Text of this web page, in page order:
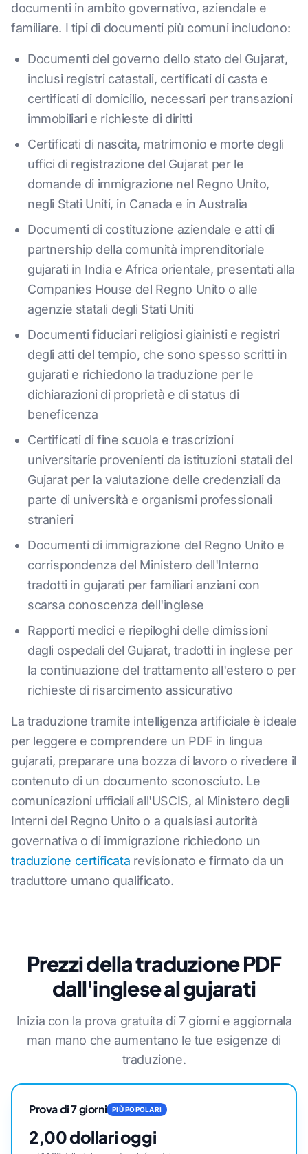
documenti in ambito governativo, aziendale e
familiare. I tipi di documenti più comuni includono:
Documenti del governo dello stato del Gujarat,
inclusi registri catastali, certificati di casta e
certificati di domicilio, necessari per transazioni
immobiliari e richieste di diritti
Certificati di nascita, matrimonio e morte degli
uffici di registrazione del Gujarat per le
domande di immigrazione nel Regno Unito,
negli Stati Uniti, in Canada e in Australia
Documenti di costituzione aziendale e atti di
partnership della comunità imprenditoriale
gujarati in India e Africa orientale, presentati alla
Companies House del Regno Unito o alle
agenzie statali degli Stati Uniti
Documenti fiduciari religiosi giainisti e registri
degli atti del tempio, che sono spesso scritti in
gujarati e richiedono la traduzione per le
dichiarazioni di proprietà e di status di
beneficenza
Certificati di fine scuola e trascrizioni
universitarie provenienti da istituzioni statali del
Gujarat per la valutazione delle credenziali da
parte di università e organismi professionali
stranieri
Documenti di immigrazione del Regno Unito e
corrispondenza del Ministero dell'Interno
tradotti in gujarati per familiari anziani con
scarsa conoscenza dell'inglese
Rapporti medici e riepiloghi delle dimissioni
dagli ospedali del Gujarat, tradotti in inglese per
la continuazione del trattamento all'estero o per
richieste di risarcimento assicurativo
La traduzione tramite intelligenza artificiale è ideale
per leggere e comprendere un PDF in lingua
gujarati, preparare una bozza di lavoro o rivedere il
contenuto di un documento sconosciuto. Le
comunicazioni ufficiali all'USCIS, al Ministero degli
Interni del Regno Unito o a qualsiasi autorità
governativa o di immigrazione richiedono un
traduzione certificata revisionato e firmato da un
traduttore umano qualificato.
Prezzi della traduzione PDF
dall'inglese al gujarati
Inizia con la prova gratuita di 7 giorni e aggiornala
man mano che aumentano le tue esigenze di
traduzione.
Prova di 7 giorni PIÙ POPOLARI
2,00 dollari oggi